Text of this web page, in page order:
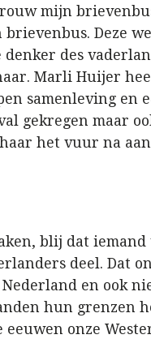
mijn
Deze
des
Marli Huijer
samenleving en
gekregen maar
het vuur na
blij dat
deel. Dat
en ook
hun grenzen
onze